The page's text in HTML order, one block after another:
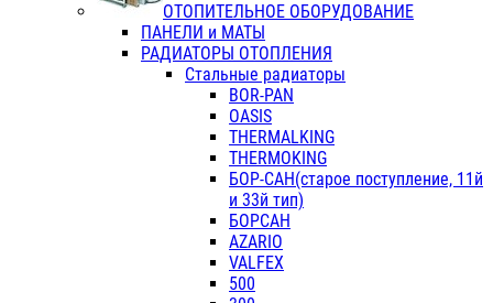
ОТОПИТЕЛЬНОЕ ОБОРУДОВАНИЕ
ПАНЕЛИ и МАТЫ
РАДИАТОРЫ ОТОПЛЕНИЯ
Стальные радиаторы
BOR-PAN
OASIS
THERMALKING
THERMOKING
БОР-САН(старое поступление, 11й
и 33й тип)
БОРСАН
AZARIO
VALFEX
500